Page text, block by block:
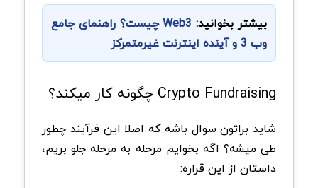
بیشتر بخوانید:
Web3 چیست؟ راهنمای جامع
وب 3 و آینده اینترنت غیرمتمرکز
Crypto Fundraising چگونه کار میکند؟
شاید براتون سوال باشه که اصلا این فرآیند چطور
طی میشه؟ اگه بخوایم مرحله به مرحله جلو بریم،
داستان از این قراره: